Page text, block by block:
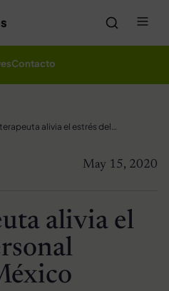
Contacto
Perro terapeuta alivia el estrés del personal médico en México
May 15, 2020
alivia el